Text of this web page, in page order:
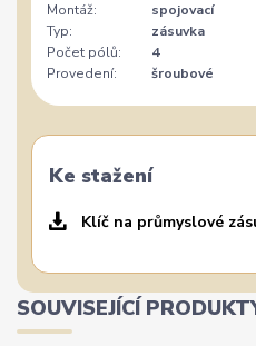
Montáž:
spojovací
Typ:
zásuvka
Počet pólů:
4
Provedení:
šroubové
Ke stažení
Klíč na průmyslové
SOUVISEJÍCÍ